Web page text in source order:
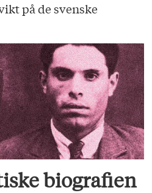
på de svenske
biografien